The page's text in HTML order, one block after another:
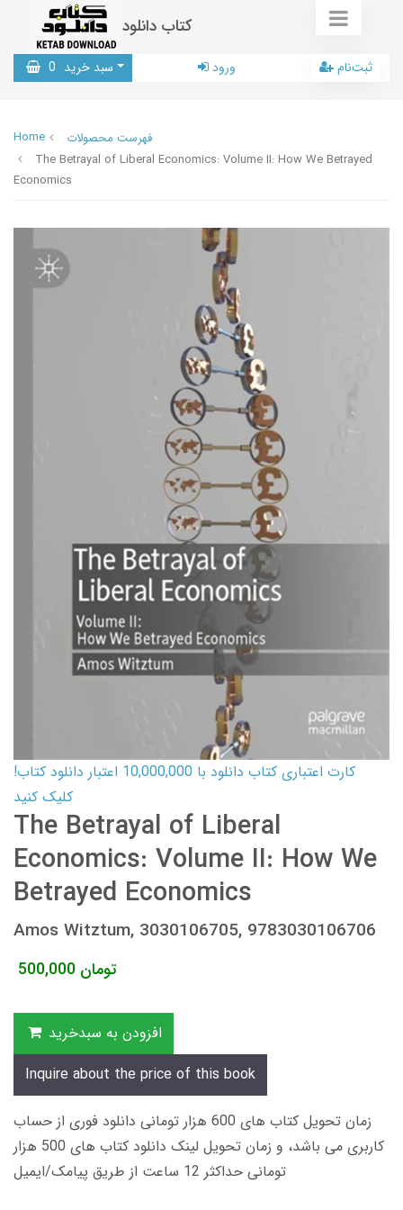
کتاب دانلود
سبد خرید 0 ورود ثبت‌نام
Home
فهرست محصولات
The Betrayal of Liberal Economics: Volume II: How We Betrayed
Economics
کارت اعتباری کتاب دانلود با 10,000,000 اعتبار دانلود کتاب!
کلیک کنید
The Betrayal of Liberal
Economics: Volume II: How We
Betrayed Economics
Amos Witztum, 3030106705, 9783030106706
500,000 تومان
افزودن به سبدخرید
Inquire about the price of this book
زمان تحویل کتاب های 600 هزار تومانی دانلود فوری از حساب
کاربری می باشد، و زمان تحویل لینک دانلود کتاب های 500 هزار
تومانی حداکثر 12 ساعت از طریق پیامک/ایمیل